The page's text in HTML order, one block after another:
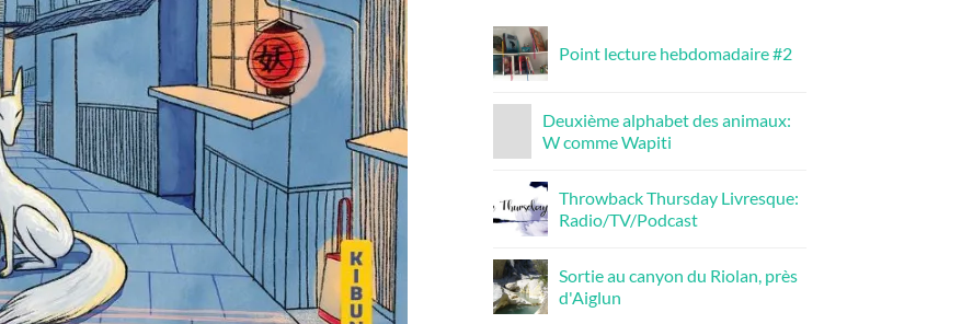
Point lecture hebdomadaire #2
Deuxième alphabet des animaux:
W comme Wapiti
Throwback Thursday Livresque:
Radio/TV/Podcast
Sortie au canyon du Riolan, près
d'Aiglun